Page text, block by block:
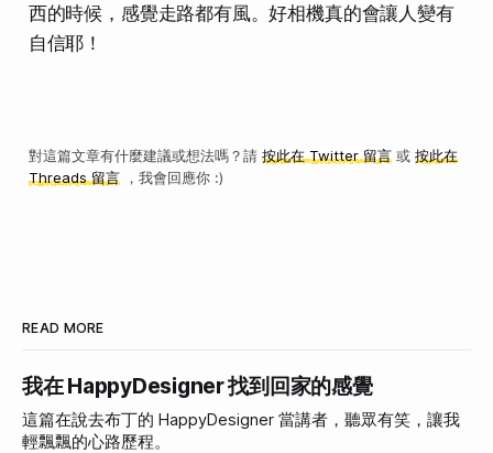
西的時候，感覺走路都有風。好相機真的會讓人變有
自信耶！
對這篇文章有什麼建議或想法嗎？請 按此在 Twitter 留言或 按此在
Threads 留言，我會回應你 :)
READ MORE
我在 HappyDesigner 找到回家的感覺
這篇在說去布丁的 HappyDesigner 當講者，聽眾有笑，讓我
輕飄飄的心路歷程。